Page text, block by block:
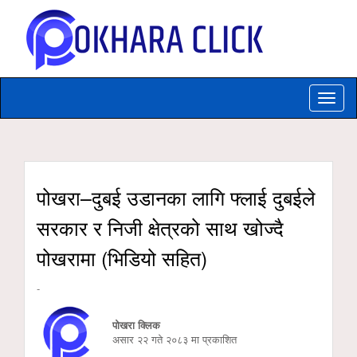
Toggle
पोखरा–दुबई उडानका लागि फ्लाई दुबईले
सरकार र निजी क्षेत्रको साथ खोज्दै
पोखरामा (भिडियो सहित)
-
पोखरा क्लिक
असार २२ गते २०८३ मा प्रकाशित